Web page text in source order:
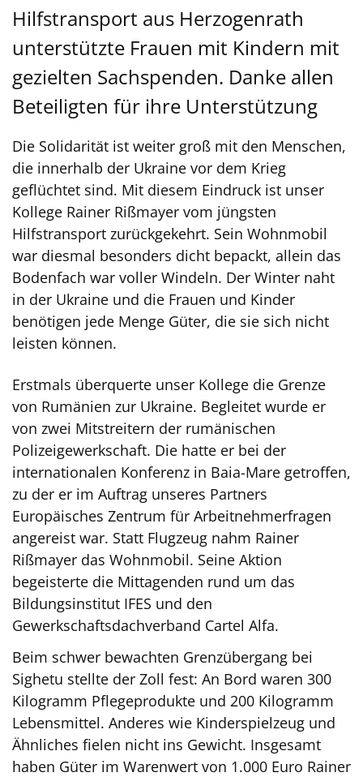
Hilfstransport aus Herzogenrath
unterstützte Frauen mit Kindern mit
gezielten Sachspenden. Danke allen
Beteiligten für ihre Unterstützung
Die Solidarität ist weiter groß mit den Menschen,
die innerhalb der Ukraine vor dem Krieg
geflüchtet sind. Mit diesem Eindruck ist unser
Kollege Rainer Rißmayer vom jüngsten
Hilfstransport zurückgekehrt. Sein Wohnmobil
war diesmal besonders dicht bepackt, allein das
Bodenfach war voller Windeln. Der Winter naht
in der Ukraine und die Frauen und Kinder
benötigen jede Menge Güter, die sie sich nicht
leisten können.
Erstmals überquerte unser Kollege die Grenze
von Rumänien zur Ukraine. Begleitet wurde er
von zwei Mitstreitern der rumänischen
Polizeigewerkschaft. Die hatte er bei der
internationalen Konferenz in Baia-Mare getroffen,
zu der er im Auftrag unseres Partners
Europäisches Zentrum für Arbeitnehmerfragen
angereist war. Statt Flugzeug nahm Rainer
Rißmayer das Wohnmobil. Seine Aktion
begeisterte die Mittagenden rund um das
Bildungsinstitut IFES und den
Gewerkschaftsdachverband Cartel Alfa.
Beim schwer bewachten Grenzübergang bei
Sighetu stellte der Zoll fest: An Bord waren 300
Kilogramm Pflegeprodukte und 200 Kilogramm
Lebensmittel. Anderes wie Kinderspielzeug und
Ähnliches fielen nicht ins Gewicht. Insgesamt
haben Güter im Warenwert von 1.000 Euro Rainer